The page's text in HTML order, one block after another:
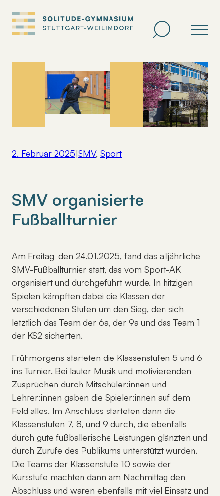
Zum
Inhalt
springen
2. Februar 2025|SMV, Sport
SMV organisierte
Fußballturnier
Am Freitag, den 24.01.2025, fand das alljährliche
SMV-Fußballturnier statt, das vom Sport-AK
organisiert und durchgeführt wurde. In hitzigen
Spielen kämpften dabei die Klassen der
verschiedenen Stufen um den Sieg, den sich
letztlich das Team der 6a, der 9a und das Team 1
der KS2 sicherten.
Frühmorgens starteten die Klassenstufen 5 und 6
ins Turnier. Bei lauter Musik und motivierenden
Zusprüchen durch Mitschüler:innen und
Lehrer:innen gaben die Spieler:innen auf dem
Feld alles. Im Anschluss starteten dann die
Klassenstufen 7, 8, und 9 durch, die ebenfalls
durch gute fußballerische Leistungen glänzten und
durch Zurufe des Publikums unterstützt wurden.
Die Teams der Klassenstufe 10 sowie der
Kursstufe machten dann am Nachmittag den
Abschluss und waren ebenfalls mit viel Einsatz und